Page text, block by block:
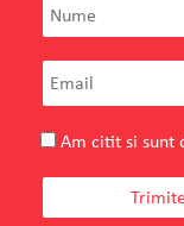
Am citit si sunt